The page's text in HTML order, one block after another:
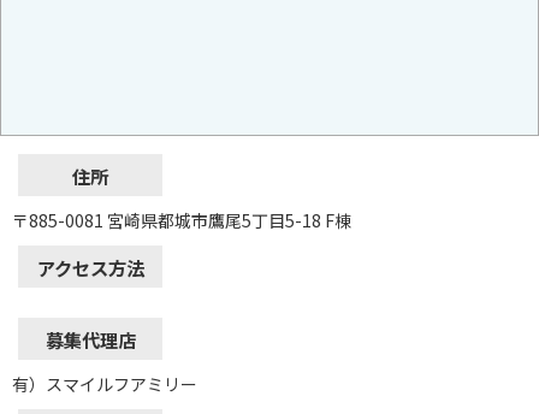
住所
〒885-0081 宮崎県都城市鷹尾5丁目5-18 F棟
アクセス方法
募集代理店
有）スマイルフアミリー